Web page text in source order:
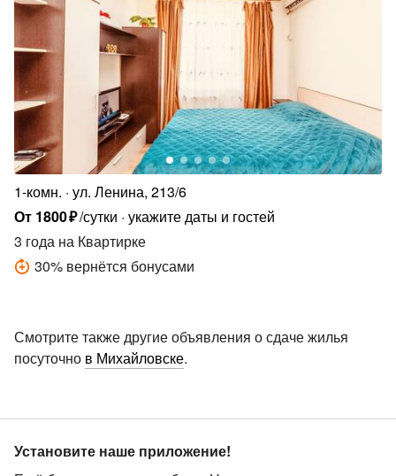
1-комн. ул. Ленина, 213/6
От 1800₽/сутки укажите даты и гостей
3 года на Квартирке
30% вернётся бонусами
Смотрите также другие объявления о сдаче жилья
посуточно в Михайловске.
Установите наше приложение!